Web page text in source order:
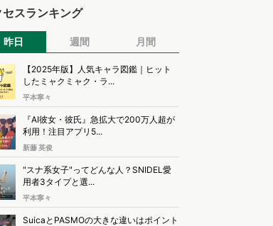
セスランキング
昨日 週間 月間
【2025年版】人気キャラ図鑑｜ヒット
したミャクミャク・ラ...
平本寧々
『AI彼女・彼氏』急拡大で200万人超が
利用！注目アプリ5...
新藤 英俊
"スナ系女子"ってどんな人？SNIDEL愛
用者3タイプと選...
平本寧々
SuicaとPASMOの大きな違いはポイント